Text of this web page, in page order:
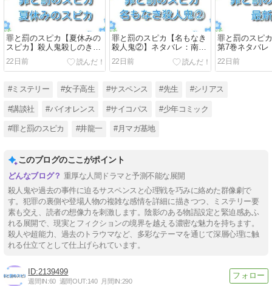
罪と罰のスピカ【夏休みの
スピカ】殺人鬼殺しのきっ
かけが明らかに！？
22日前
罪と罰のスピカ【名もなき
殺人鬼②】ネタバレ：南爪
久郎の追跡が加速！？
22日前
罪と罰のスピ
第7巻ネタバレ
度の連続殺人
は！？
22日前
#ミステリー #女子高生 #サスペンス #先生 #シリアス
#講談社 #バイオレンス #サイコパス #少年コミック
#罪と罰のスピカ #井龍一 #月マガ基地
このブログのここがポイント
重厚な人間ドラマと予測不能な展開
殺人鬼や過去の事件に迫るサスペンスと心理戦を巧みに絡めた群像劇で
す。犯罪の裏側や登場人物の複雑な感情を詳細に描きつつ、ミステリー要
素も交え、読者の想像力を刺激します。陰影のある物語設定と緊迫感あふ
れる展開で、現実とフィクションの境界を越える濃密な魅力を持ちます。
殺人や超能力、過去のトラウマなど、多彩なテーマを通じて深層心理に触
れる仕立てとして仕上げられています。
2139499
週間IN:60 週間OUT:140 月間IN:290